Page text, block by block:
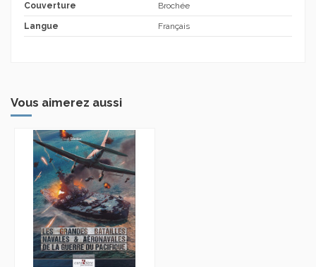
Couverture Brochée
Langue Français
Vous aimerez aussi